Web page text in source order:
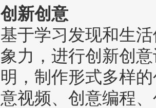
创新创意
基于学习发现和生
象力，进行创新创
明，制作形式多样
意视频、创意编程